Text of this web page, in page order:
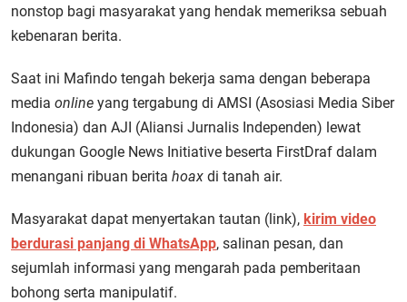
nonstop bagi masyarakat yang hendak memeriksa sebuah
kebenaran berita.
Saat ini Mafindo tengah bekerja sama dengan beberapa
media online yang tergabung di AMSI (Asosiasi Media Siber
Indonesia) dan AJI (Aliansi Jurnalis Independen) lewat
dukungan Google News Initiative beserta FirstDraf dalam
menangani ribuan berita hoax di tanah air.
Masyarakat dapat menyertakan tautan (link), kirim video
berdurasi panjang di WhatsApp, salinan pesan, dan
sejumlah informasi yang mengarah pada pemberitaan
bohong serta manipulatif.